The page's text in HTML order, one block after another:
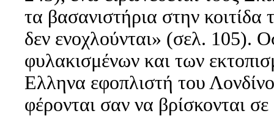
τα βασανιστήρια στην
δεν ενοχλούνται» (σελ. 105).
φυλακισμένων και των
Ελληνα εφοπλιστή του
φέρονται σαν να βρίσκονται